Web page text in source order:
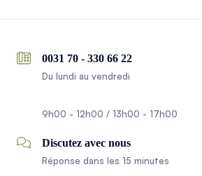
0031 70 - 330 66 22
Du lundi au vendredi
9h00 - 12h00 / 13h00 - 17h00
Discutez avec nous
Réponse dans les 15 minutes